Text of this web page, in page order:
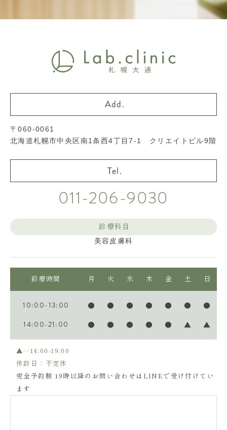
〒060-0061
北海道札幌市中央区南1条西4丁目7-1 クリエイトビル9階
011-206-9030
診療科目
美容皮膚科
診療時間 月 火 水 木 金 土 日
10:00-13:00 ● ● ● ● ● ● ●
14:00-21:00 ● ● ● ● ● ▲ ▲
▲…14:00-19:00
休診日：不定休
完全予約制 19時以降のお問い合わせはLINEで受け付けてい
ます